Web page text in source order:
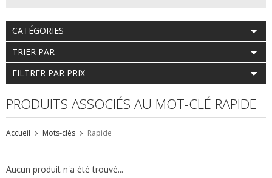
CATÉGORIES
TRIER PAR
FILTRER PAR PRIX
PRODUITS ASSOCIÉS AU MOT-CLÉ RAPIDE
Accueil Mots-clés Rapide
Aucun produit n'a été trouvé...